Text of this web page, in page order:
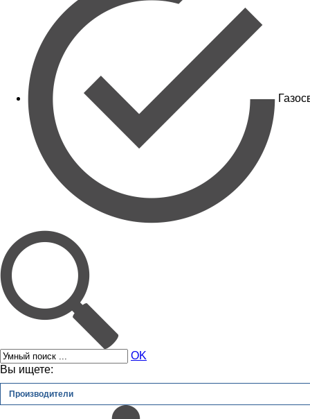
OK
Вы ищете:
Производители